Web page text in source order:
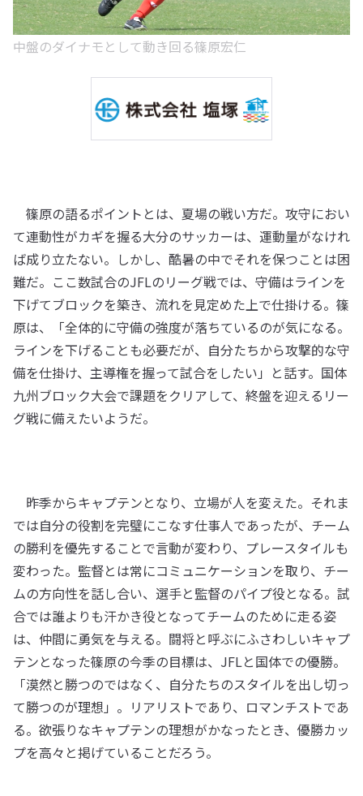
中盤のダイナモとして動き回る篠原宏仁
篠原の語るポイントとは、夏場の戦い方だ。攻守におい
て連動性がカギを握る大分のサッカーは、運動量がなけれ
ば成り立たない。しかし、酷暑の中でそれを保つことは困
難だ。ここ数試合のJFLのリーグ戦では、守備はラインを
下げてブロックを築き、流れを見定めた上で仕掛ける。篠
原は、「全体的に守備の強度が落ちているのが気になる。
ラインを下げることも必要だが、自分たちから攻撃的な守
備を仕掛け、主導権を握って試合をしたい」と話す。国体
九州ブロック大会で課題をクリアして、終盤を迎えるリー
グ戦に備えたいようだ。
昨季からキャプテンとなり、立場が人を変えた。それま
では自分の役割を完璧にこなす仕事人であったが、チーム
の勝利を優先することで言動が変わり、プレースタイルも
変わった。監督とは常にコミュニケーションを取り、チー
ムの方向性を話し合い、選手と監督のパイプ役となる。試
合では誰よりも汗かき役となってチームのために走る姿
は、仲間に勇気を与える。闘将と呼ぶにふさわしいキャプ
テンとなった篠原の今季の目標は、JFLと国体での優勝。
「漠然と勝つのではなく、自分たちのスタイルを出し切っ
て勝つのが理想」。リアリストであり、ロマンチストであ
る。欲張りなキャプテンの理想がかなったとき、優勝カッ
プを高々と掲げていることだろう。